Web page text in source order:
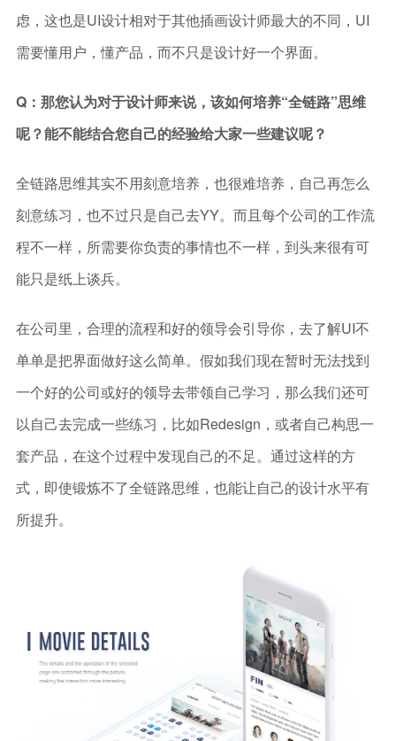
虑，这也是UI设计相对于其他插画设计师最大的不同，UI
需要懂用户，懂产品，而不只是设计好一个界面。
Q：那您认为对于设计师来说，该如何培养“全链路”思维
呢？能不能结合您自己的经验给大家一些建议呢？
全链路思维其实不用刻意培养，也很难培养，自己再怎么
刻意练习，也不过只是自己去YY。而且每个公司的工作流
程不一样，所需要你负责的事情也不一样，到头来很有可
能只是纸上谈兵。
在公司里，合理的流程和好的领导会引导你，去了解UI不
单单是把界面做好这么简单。假如我们现在暂时无法找到
一个好的公司或好的领导去带领自己学习，那么我们还可
以自己去完成一些练习，比如Redesign，或者自己构思一
套产品，在这个过程中发现自己的不足。通过这样的方
式，即使锻炼不了全链路思维，也能让自己的设计水平有
所提升。